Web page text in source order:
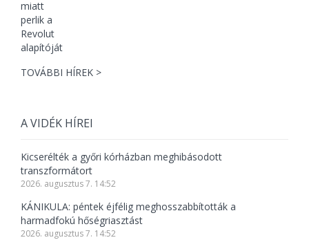
TOVÁBBI HÍREK >
A VIDÉK HÍREI
Kicserélték a győri kórházban meghibásodott
transzformátort
2026. augusztus 7. 14:52
KÁNIKULA: péntek éjfélig meghosszabbították a
harmadfokú hőségriasztást
2026. augusztus 7. 14:52